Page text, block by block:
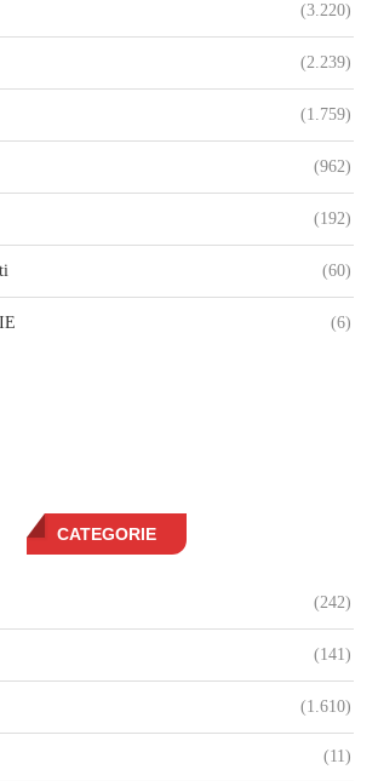
(3.220)
(2.239)
(1.759)
(962)
(192)
(60)
(6)
CATEGORIE
(242)
(141)
(1.610)
(11)